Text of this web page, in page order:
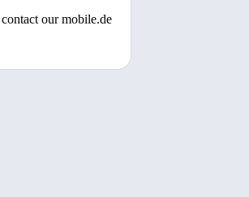
our mobile.de